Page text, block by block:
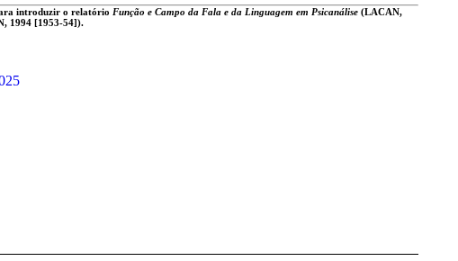
introduzir o relatório Função e Campo da Fala e da Linguagem em Psicanálise (LACAN,
1994 [1953-54]).